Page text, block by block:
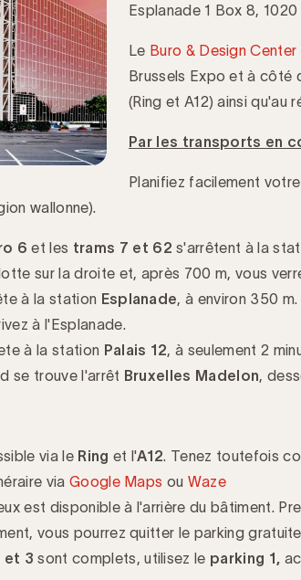
Esplanade 1 Box 8, 1020
Le Buro & Design Center
Brussels Expo et à côté
(Ring et A12) ainsi qu'au
Par les transports en
Planifiez facilement
wallonne).
6et les trams 7 et 62s'arrêtent à la
sur la droite et, après 700 m, vous
à la station Esplanade , à environ 350
à l'Esplanade.
à la station Palais 12 , à seulement 2
se trouve l'arrêt Bruxelles Madelon ,
via le Ring et l'A12 . Tenez toutefois
via Google Maps ou Waze
est disponible à l'arrière du bâtiment.
vous pourrez quitter le parking
et 3sont complets, utilisez le parking 1,